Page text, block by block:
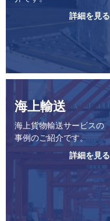
詳細を見る
海上輸送
海上貨物輸送サービスの
事例のご紹介です。
詳細を見る